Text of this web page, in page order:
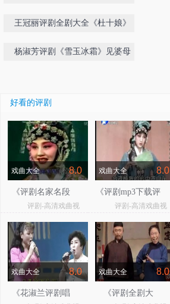
王冠丽评剧全剧大全《杜十娘》
杨淑芳评剧《雪玉冰霜》见婆母
好看的评剧
戏曲大全 8.0
《评剧名家名段
精萃》
评剧-高清戏曲视
频
戏曲大全 8.0
《评剧mp3下载评
剧大全》
评剧-高清戏曲视
频
戏曲大全 8.0
《花淑兰评剧唱
戏曲大全 8.0
《评剧全剧大